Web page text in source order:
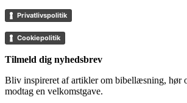
Privatlivspolitik
Cookiepolitik
Tilmeld dig nyhedsbrev
Bliv inspireret af artikler om bibellæsning, hør
modtag en velkomstgave.